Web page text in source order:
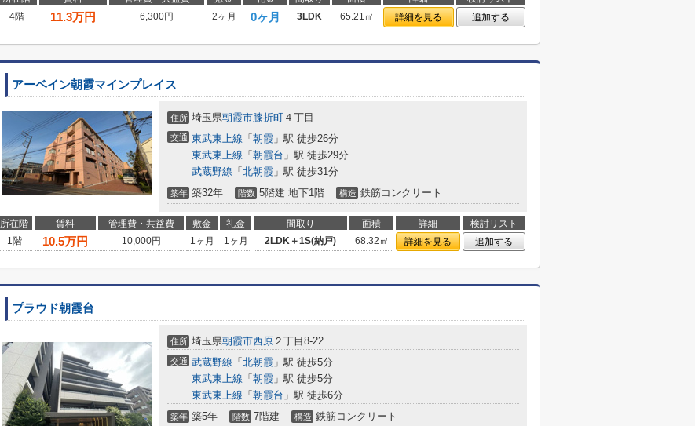
4階
11.3万円 6,300円 2ヶ月 0ヶ月 3LDK 65.21㎡ 詳細を見る 追加する
アーベイン朝霞マインプレイス
住所 埼玉県朝霞市膝折町 ４丁目
交通 東武東上線 「 朝霞 」駅 徒歩26分
東武東上線 「 朝霞台 」駅 徒歩29分
武蔵野線 「 北朝霞 」駅 徒歩31分
築年 築32年 階数 5階建 地下1階 構造 鉄筋コンクリート
所在階 賃料 管理費・共益費 敷金 礼金 間取り 面積 詳細
検討リスト
1階
10.5万円 10,000円 1ヶ月 1ヶ月 2LDK＋1S(納戸) 68.32㎡ 詳細を見る 追加する
プラウド朝霞台
住所 埼玉県朝霞市西原 ２丁目8-22
交通 武蔵野線 「 北朝霞 」駅 徒歩5分
東武東上線 「 朝霞 」駅 徒歩5分
東武東上線 「 朝霞台 」駅 徒歩6分
築年 築5年 階数 7階建 構造 鉄筋コンクリート